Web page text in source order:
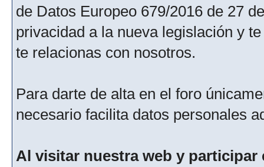
de Datos Europeo 679/2016 de 27
privacidad a la nueva legislación y
te relacionas con nosotros.
Para darte de alta en el foro
necesario facilita datos personales
Al visitar nuestra web y